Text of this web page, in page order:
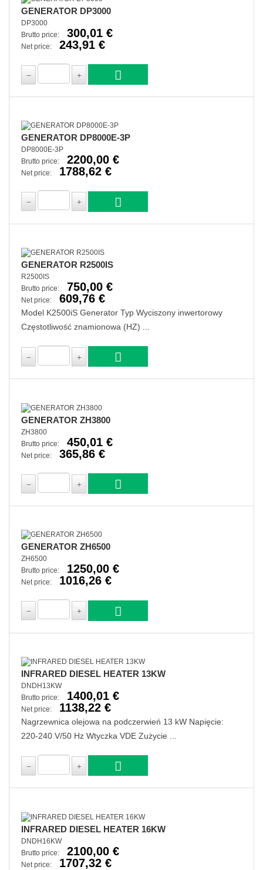
GENERATOR DP3000
DP3000
Brutto price:
300,01 €
Net price: 243,91 €
GENERATOR DP8000E-3P
DP8000E-3P
Brutto price:
2200,00 €
Net price: 1788,62 €
GENERATOR R2500IS
R2500IS
Brutto price:
750,00 €
Net price: 609,76 €
Model K2500iS Generator Typ Wyciszony inwertorowy
Częstotliwość znamionowa (HZ) ...
GENERATOR ZH3800
ZH3800
Brutto price:
450,01 €
Net price: 365,86 €
GENERATOR ZH6500
ZH6500
Brutto price:
1250,00 €
Net price: 1016,26 €
INFRARED DIESEL HEATER 13KW
DNDH13KW
Brutto price:
1400,01 €
Net price: 1138,22 €
Nagrzewnica olejowa na podczerwień 13 kW Napięcie:
220-240 V/50 Hz Wtyczka VDE Zużycie ...
INFRARED DIESEL HEATER 16KW
DNDH16KW
Brutto price:
2100,00 €
Net price: 1707,32 €